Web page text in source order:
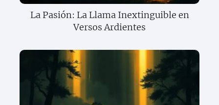
La Pasión: La Llama Inextinguible en
Versos Ardientes